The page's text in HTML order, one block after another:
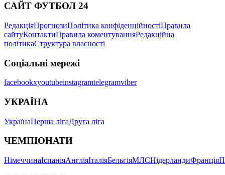
САЙТ ФУТБОЛ 24
РедакціяПрогнозиПолітика конфіденційностіПравила
сайтуКонтактиПравила коментуванняРедакційна
політикаСтруктура власності
Соціальні мережі
facebookxyoutubeinstagramtelegramviber
УКРАЇНА
УкраїнаПерша лігаДруга ліга
ЧЕМПІОНАТИ
НімеччинаІспаніяАнгліяІталіяБельгіяМЛСНідерландиФранція